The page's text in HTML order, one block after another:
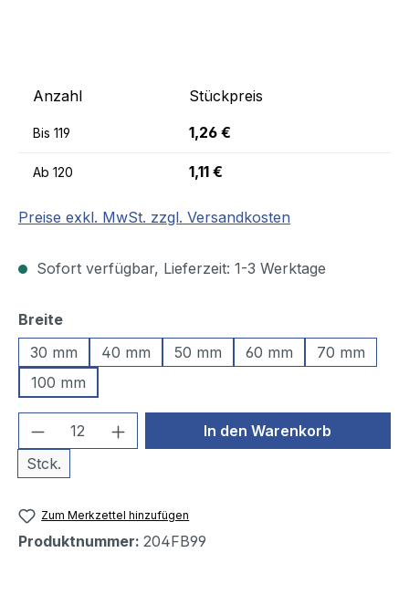
Anzahl Stückpreis
Bis 119 1,26 €
Ab 120 1,11 €
Preise exkl. MwSt. zzgl. Versandkosten
Sofort verfügbar, Lieferzeit: 1-3 Werktage
Breiteauswählen
30 mm
40 mm 50 mm 60 mm
70 mm
100 mm
Produkt Anzahl: Gib den
Stck.
In den Warenkorb
Zum Merkzettel hinzufügen
Produktnummer: 204FB99